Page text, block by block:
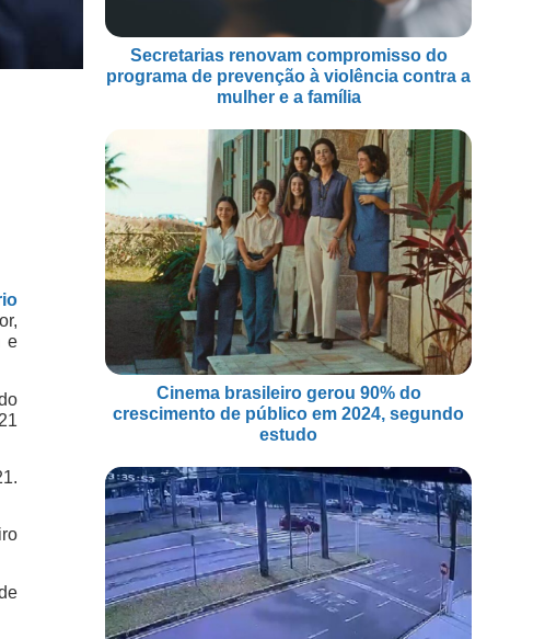
e
Secretarias renovam compromisso do
programa de prevenção à violência contra a
mulher e a família
Cinema brasileiro gerou 90% do
crescimento de público em 2024, segundo
estudo